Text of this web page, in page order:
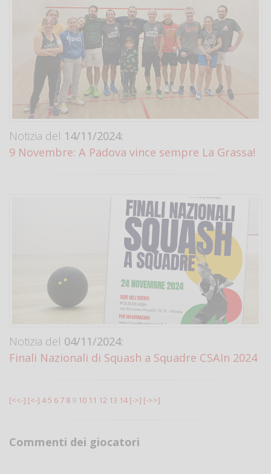
Notizia del 14/11/2024:
9 Novembre: A Padova vince sempre La Grassa!
Notizia del 04/11/2024:
Finali Nazionali di Squash a Squadre CSAIn 2024
[<<-] [<-] 45 6 7 8 9 10 11 12 13 14 [->] [->>]
Commenti dei giocatori